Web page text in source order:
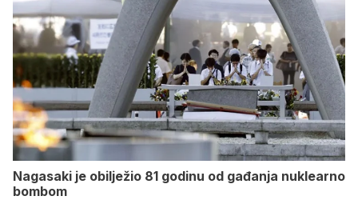
Nagasaki je obilježio 81 godinu od gađanja nuklearno
bombom